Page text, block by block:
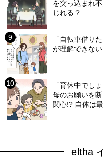
を突っ込まれ
じれる？
「自転車借り
が理解できな
「育休中でし
母のお願いを
関心!? 自体は
eltha